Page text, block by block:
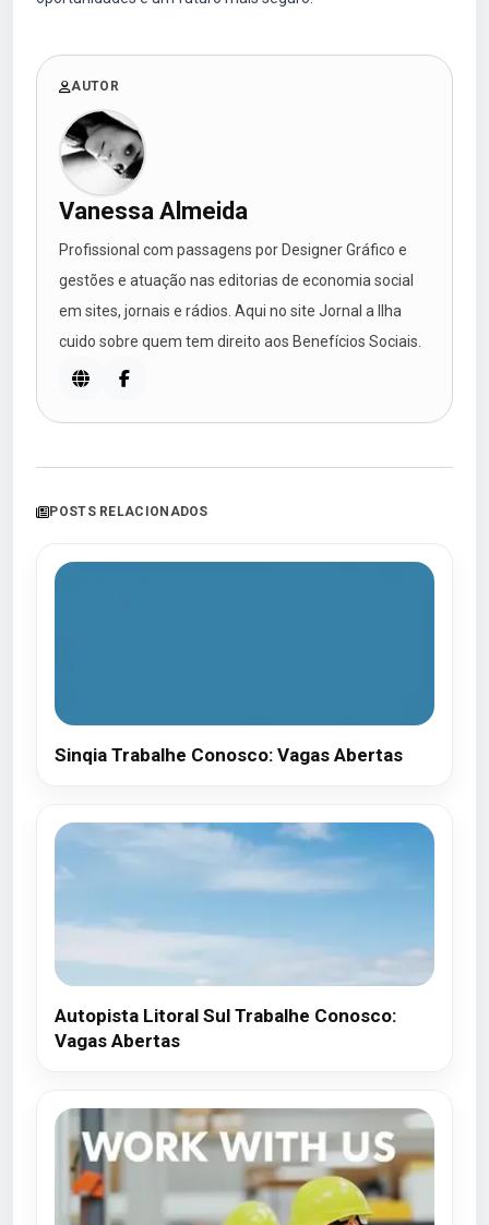
AUTOR
Vanessa Almeida
Profissional com passagens por Designer Gráfico e
gestões e atuação nas editorias de economia social
em sites, jornais e rádios. Aqui no site Jornal a Ilha
cuido sobre quem tem direito aos Benefícios Sociais.
POSTS RELACIONADOS
Sinqia Trabalhe Conosco: Vagas Abertas
Autopista Litoral Sul Trabalhe Conosco:
Vagas Abertas